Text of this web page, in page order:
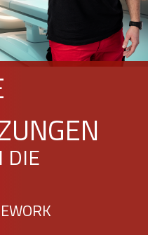
DIE